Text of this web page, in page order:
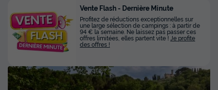
Vente Flash - Dernière Minute
Profitez de réductions exceptionnelles sur
une large sélection de campings : à partir de
94 € la semaine. Ne laissez pas passer ces
offres limitées, elles partent vite ! Je profite
des offres !